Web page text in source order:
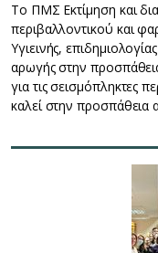
Το ΠΜΣ Εκτίμηση και
περιβαλλοντικού και
Υγιεινής,
αρωγής στην
για τις σεισμόπληκτες
καλεί στην προσπάθεια